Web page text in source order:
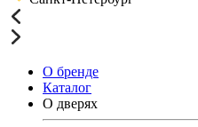
О бренде
Каталог
О дверях